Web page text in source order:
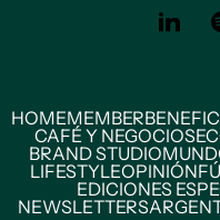
HOMEMEMBER
CAFÉ Y NEGOCIOS
BRAND STUDIO
LIFESTYLEOPINIÓN
EDICIONES
NEWSLETTERS